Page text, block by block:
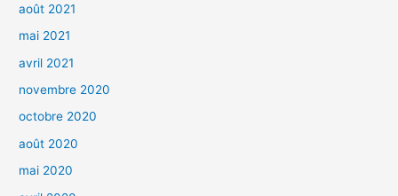
août 2021
mai 2021
avril 2021
novembre 2020
octobre 2020
août 2020
mai 2020